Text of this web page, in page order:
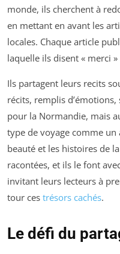
monde, ils cherchent à
en mettant en avant les
locales. Chaque article
laquelle ils disent « merci
Ils partagent leurs recits
récits, remplis
pour la Normandie, mais
type de voyage comme un
beauté et les histoires de
racontées, et ils le font
invitant leurs lecteurs à
tour ces trésors cachés.
Le défi du